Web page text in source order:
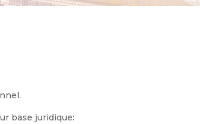
base juridique: